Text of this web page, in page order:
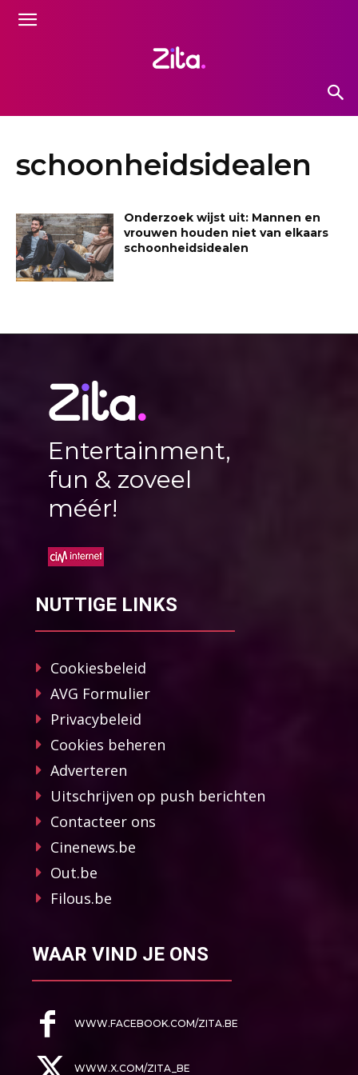
schoonheidsidealen
Onderzoek wijst uit: Mannen en
vrouwen houden niet van elkaars
schoonheidsidealen
Entertainment,
fun & zoveel
méér!
NUTTIGE LINKS
Cookiesbeleid
AVG Formulier
Privacybeleid
Cookies beheren
Adverteren
Uitschrijven op push berichten
Contacteer ons
Cinenews.be
Out.be
Filous.be
WAAR VIND JE ONS
WWW.FACEBOOK.COM/ZITA.BE
WWW.X.COM/ZITA_BE